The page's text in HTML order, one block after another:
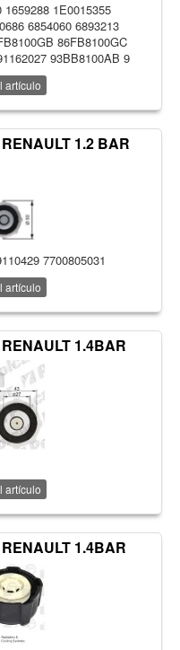
1659288 1E0015355
6854060 6893213
86FB8100GC
93BB8100AB 9
artículo
1.2 BAR
7700805031
artículo
1.4BAR
artículo
1.4BAR